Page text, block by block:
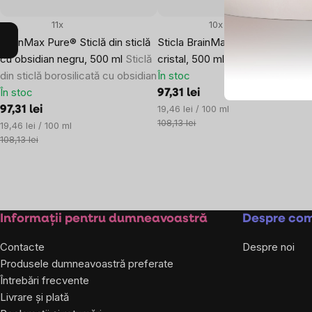
BrainMax Pure® Sticlă din sticlă
cu obsidian negru, 500 ml Sticlă
din sticlă borosilicată cu obsidian
11x
În stoc
97,31 lei
Evaluare
preţ:
19,46 lei / 100 ml
108,13 lei
Sticla BrainMax Pure® Glass cu
cristal, 500 ml
10x
În stoc
97,31 lei
Evaluare
preţ:
19,46 lei / 100 ml
108,13 lei
Subsol
Informații pentru dumneavoastră
Contacte
Produsele dumneavoastră preferate
Întrebări frecvente
Livrare și plată
Despre
Despre noi